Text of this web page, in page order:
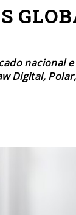
nacional
Digital,